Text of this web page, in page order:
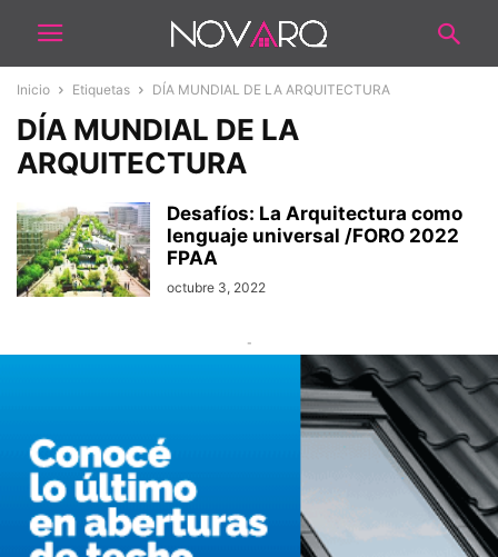
Inicio Etiquetas DÍA MUNDIAL DE LA ARQUITECTURA
DÍA MUNDIAL DE LA
ARQUITECTURA
Desafíos: La Arquitectura como
lenguaje universal /FORO 2022
FPAA
octubre 3, 2022
-